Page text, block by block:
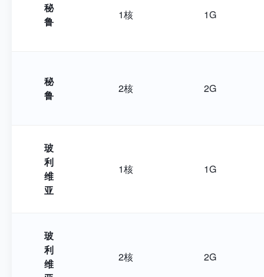
秘
鲁
1核 1G
秘
鲁
2核 2G
玻
利
维
亚
1核 1G
玻
利
维
2核 2G